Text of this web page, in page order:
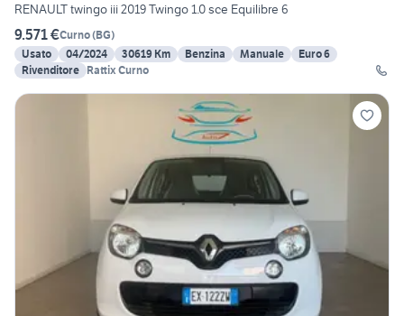
RENAULT twingo iii 2019 Twingo 1.0 sce Equilibre 6
9.571 €Curno(BG)
Usato
04/2024 30619 Km Benzina Manuale
Euro 6
Rivenditore Rattix Curno